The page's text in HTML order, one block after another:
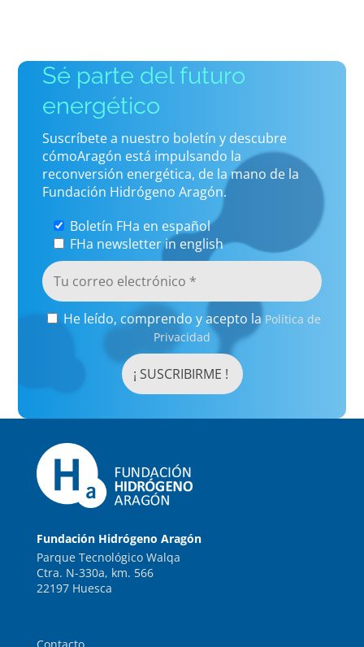
Sé parte del futuro
energético
Suscríbete a nuestro boletín y descubre
cómoAragón está impulsando la
reconversión energética, de la mano de la
Fundación Hidrógeno Aragón.
Boletín FHa en español
FHa newsletter in english
He leído, comprendo y acepto la Política de
Privacidad
Fundación Hidrógeno Aragón
Parque Tecnológico Walqa
Ctra. N-330a, km. 566
22197 Huesca